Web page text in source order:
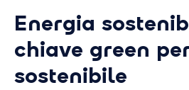
Energia
chiave green
sostenibile